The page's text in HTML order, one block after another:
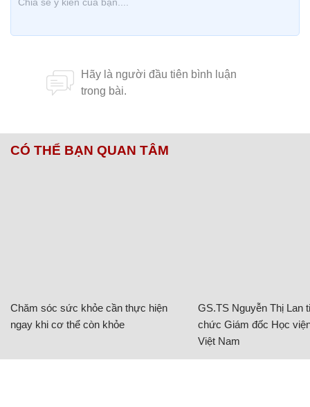
CÓ THỂ BẠN QUAN TÂM
Chăm sóc sức khỏe cần thực hiện
ngay khi cơ thể còn khỏe
GS.TS Nguyễn Thị Lan
chức Giám đốc Học
Việt Nam